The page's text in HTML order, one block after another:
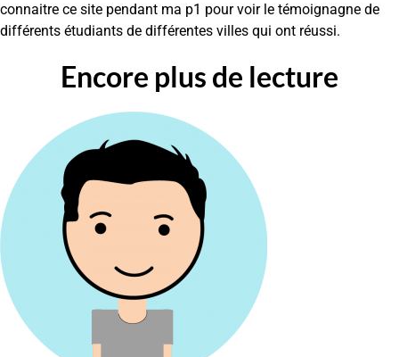
connaitre ce site pendant ma p1 pour voir le témoignagne de
différents étudiants de différentes villes qui ont réussi.
Encore plus de lecture